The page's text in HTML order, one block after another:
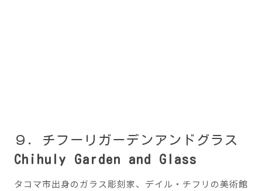
９．チフーリガーデンアンドグラス
Chihuly Garden and Glass
タコマ市出身のガラス彫刻家、デイル・チフリの美術館